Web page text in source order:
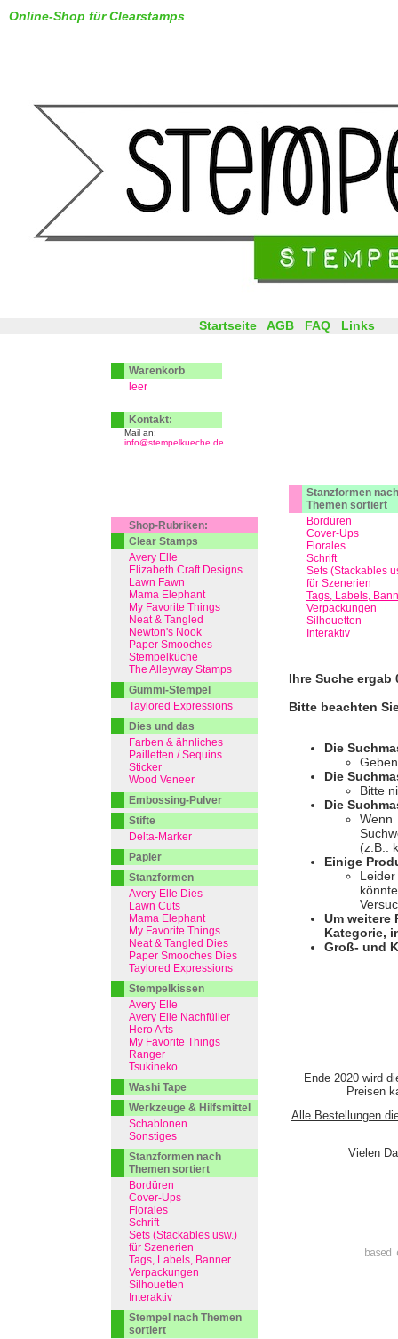
Online-Shop für Clearstamps
Stanzformen nach
Themen sortiert
Bordüren
Cover-Ups
Florales
Schrift
Sets (Stackables
für Szenerien
Tags, Labels,
Verpackungen
Silhouetten
Interaktiv
Ihre Suche ergab
Bitte beachten
Die
Die
Bitte
Die
(z.B.:
Einige
Um weitere
Kategorie,
Groß- und
Ende 2020 wird
Preisen
Alle Bestellungen
Vielen
Startseite AGB FAQ Links
Warenkorb
leer
Kontakt:
Mail an:
info@stempelkueche.de
Shop-Rubriken:
Clear Stamps
Avery Elle
Elizabeth Craft Designs
Lawn Fawn
Mama Elephant
My Favorite Things
Neat & Tangled
Newton's Nook
Paper Smooches
Stempelküche
The Alleyway Stamps
Gummi-Stempel
Taylored Expressions
Dies und das
Farben & ähnliches
Pailletten / Sequins
Sticker
Wood Veneer
Embossing-Pulver
Stifte
Delta-Marker
Papier
Stanzformen
Avery Elle Dies
Lawn Cuts
Mama Elephant
My Favorite Things
Neat & Tangled Dies
Paper Smooches Dies
Taylored Expressions
Stempelkissen
Avery Elle
Avery Elle Nachfüller
Hero Arts
My Favorite Things
Ranger
Tsukineko
Washi Tape
Werkzeuge & Hilfsmittel
Schablonen
Sonstiges
Stanzformen nach
Themen sortiert
Bordüren
Cover-Ups
Florales
Schrift
Sets (Stackables usw.)
für Szenerien
Tags, Labels, Banner
Verpackungen
Silhouetten
Interaktiv
Stempel nach Themen
sortiert